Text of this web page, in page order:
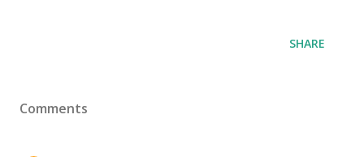
SHARE
Comments